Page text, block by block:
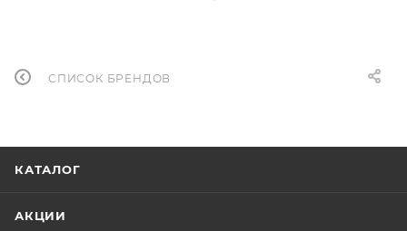
СПИСОК БРЕНДОВ
КАТАЛОГ
АКЦИИ